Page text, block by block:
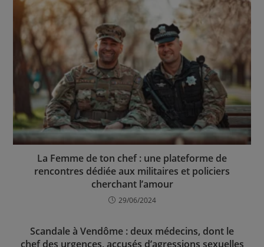
La Femme de ton chef : une plateforme de
rencontres dédiée aux militaires et policiers
cherchant l’amour
29/06/2024
Scandale à Vendôme : deux médecins, dont le
chef des urgences, accusés d’agressions sexuelles